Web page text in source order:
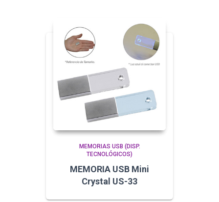
MEMORIAS USB (DISP.
TECNOLÓGICOS)
MEMORIA USB Mini
Crystal US-33